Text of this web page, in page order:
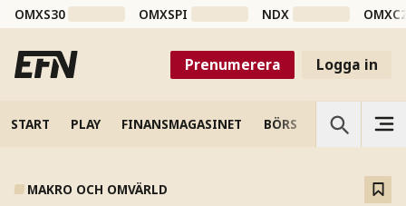
OMXS30 OMXSPI NDX
Prenumerera Logga in
START PLAY FINANSMAGASINET BÖRS VETENSKAP
MAKRO OCH OMVÄRLD